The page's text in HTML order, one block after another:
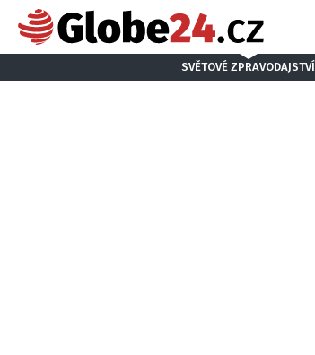
SVĚTOVÉ ZPRAVODAJSTVÍ